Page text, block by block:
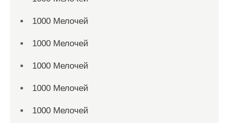
1000 Мелочей
1000 Мелочей
1000 Мелочей
1000 Мелочей
1000 Мелочей